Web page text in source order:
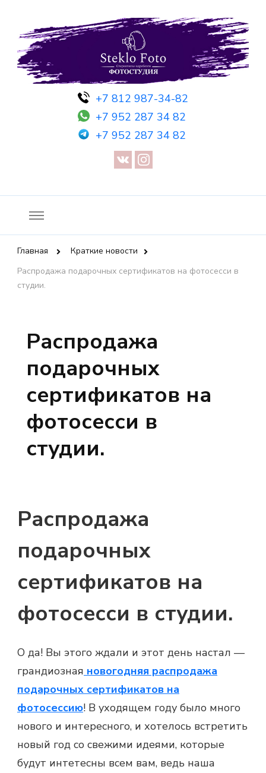
+7 812 987-34-82
+7 952 287 34 82
+7 952 287 34 82
Фотостудия SF
Фотосессия в студии СПб — Фотосессия в Санкт-Петербурге
— Предметная съемка — Невидимый манекен — Прозрачный
манекен — Сертификат на фотосессию
Главная
Краткие новости
Распродажа подарочных сертификатов на фотосесси в
студии.
Распродажа
подарочных
сертификатов на
фотосесси в
студии.
Распродажа
подарочных
сертификатов на
фотосесси в студии.
О да! Вы этого ждали и этот день настал —
грандиозная новогодняя распродажа
подарочных сертификатов на
фотосессию! В уходящем году было много
нового и интересного, и хотелось встретить
новый год со свежими идеями, которые
будут интетесны всем вам, ведь наша